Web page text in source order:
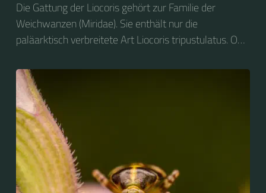
Die Gattung der Liocoris gehört zur Familie der
Weichwanzen (Miridae). Sie enthält nur die
paläarktisch verbreitete Art Liocoris tripustulatus. Ob
wird sie auf Deutsch vielfach als Gepunktete
Nesselwanze bezeichnet.